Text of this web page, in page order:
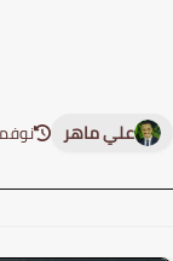
علي ماهر نوفمبر 27, 2025